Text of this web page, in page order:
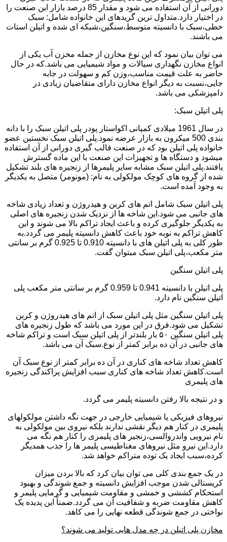
دورانی از آن استفاده می شود و مقدار 85 درصد بازار این صنعت را
در اختیار دارد.متداول ترین گریدهای این خانواده شامل: سبک
خطی،سبک با دانسیته متوسط،سنگین،شبکه ای شده و اتیلن استات
می باشند.
می توان بیان نمود که این نوع مخازن از جمله مخزن آب یکی از
انواع مخازن نگهداری سیالات و مواد شیمیایی می باشد.که در حال
حاضر به علت قیمت مناسب،وزن کم و سهولت در جابه
جایی،نسبت به دیگر انواع مخازن دارای متقاضیان زیادی در
دامپزشکی می باشد.
پلی اتیلن سبک:
در سال 1961 میلادی کمپانی اکواستار پودر پلی اتیلن سبک را با دانه
بندی 500 میکرون به بازار عرضه نمود.پلی اتیلن سبک نخستین عضو
خانواده پلی اتیلن بود که در صنعت قالب گیری دورانی از آن استفاده
میشود و دستگاه ها و تجهیزات این صنعت با این ماده گسترش
یافتند.پلی اتیلن سبک مشابه سایر پلیمرها از زنجیره های بلند تشکیل
شده از گروه های کوچک مولکولی به نام: (مونومر) متصل به یکدیگر
به وجود آمده است.
پلی اتیلن سبک شامل اتم های کربن و هیدروژن و تعداد زیادی شاخه
های جانبی می شود.این شاخه ها از نزدیک شدن زنجیره های اصلی
به یکدیگر جلوگیری کرده و باعث ایجاد تراکم بالا می شوند و این
کاهش تراکم به نوبه خود باعث کاهش دانسیته پلیمر می گردد.به
طور کلی به پلی اتیلن های با دانسیته 0.910 تا 0.925 گرم بر سانتی
متر مکعب،پلی اتیلن سبک میتوان گفت.
پلی اتیلن سنگین
پلی اتیلن با دانسیته 0.941 تا 0.959 گرم بر سانتی متر مکعب پلی
اتیلن سنگین نام دارد.
پلی اتیلن سنگین مثل پلی اتیلن سبک از اتم های هیدروژن و کربن
تشکیل می شود.فرق در این مورد می باشد که طول زنجیره های
پلی اتیلن سنگین ۵۰ بار بلندتر از پلی اتیلن سبک است و تراکم شاخه
های جانبی در آن ده برابر کمتر از نوع.سبک آن می باشد.
کاهش تعداد شاخه های کناری در آن ده برابر کمتر از نوع سبک آن
است.کاهش تعداد شاخه های کناری سبب افزایش پراکندگی زنجیره
های پلیمری
و در نتیجه بالا رفتن دانسیته پلیمر می گردد.
نیروهای فیزیکی یا شیمیایی خارجی در جهت نگه داشتن مولکولهای
پلیمری در کنار هم دیگر نقشی ندارند بلکه نیروی بین مولکولی به
نام نیرویی واندروالسی،زنجیر های پلیمری را کنار هم نگه می
دارد.این نیرو مثل نیروهای مغناطیسی پلیمر ها را جذب همدیگر
کرده،سبب ایجاد یک توده متراکم خواهد شد.
در یک جمع بندی کلی می توان بیان کرد که بالا بردن میزان
کریستالی شدن موجب افزایش دانسیته و جمع شوندگی و بهبود
استحکام کششی و خمشی و مقاومت شیمیایی و گرمایی پلیمر و
کاهش مقاومت ضربه و شفافیت آن می گردد.ضمناً این پدیده یک
نواختی در جمع شوندگی قطعه نهایی را می کاهد.
مخازن پلی اتیلن در چه مدل هایی تولید می شوند؟